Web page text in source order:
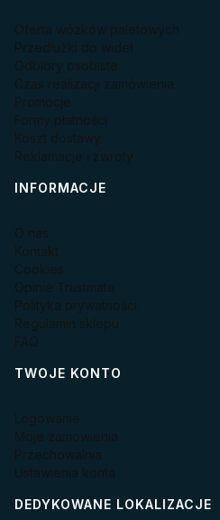
Oferta wózków paletowych
Przedłużki do wideł
Odbiory osobiste
Czas realizacji zamówienia
Promocje
Formy płatności
Koszt dostawy
Reklamacje i zwroty
INFORMACJE
O nas
Kontakt
Cookies
Opinie Trustmate
Polityka prywatności
Regulamin sklepu
FAQ
TWOJE KONTO
Logowanie
Moje zamówienia
Przechowalnia
Ustawienia konta
DEDYKOWANE LOKALIZACJE